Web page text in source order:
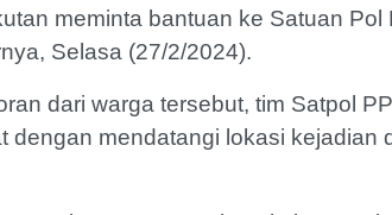
meminta bantuan ke Satuan
Selasa (27/2/2024).
dari warga tersebut, tim Satpol
dengan mendatangi lokasi kejadian